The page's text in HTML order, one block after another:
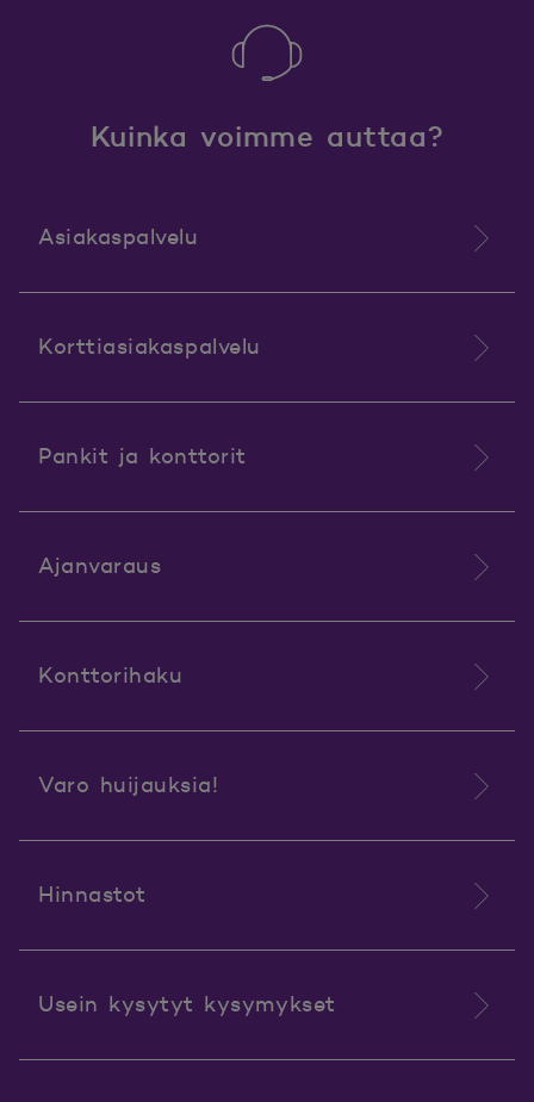
Kuinka voimme auttaa?
Asiakaspalvelu
Korttiasiakaspalvelu
Pankit ja konttorit
Ajanvaraus
Konttorihaku
Varo huijauksia!
Hinnastot
Usein kysytyt kysymykset